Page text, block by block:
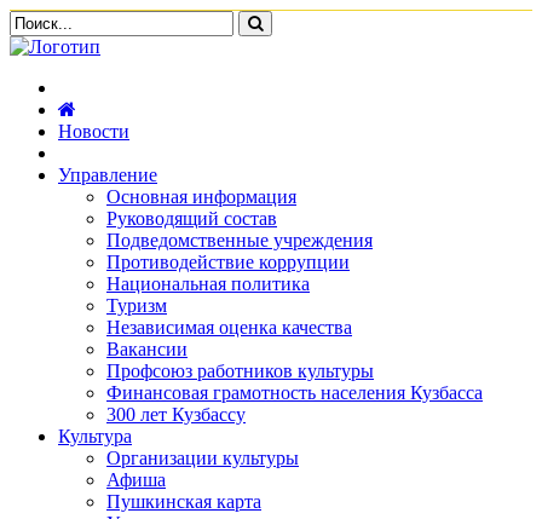
Новости
Управление
Основная информация
Руководящий состав
Подведомственные учреждения
Противодействие коррупции
Национальная политика
Туризм
Независимая оценка качества
Вакансии
Профсоюз работников культуры
Финансовая грамотность населения Кузбасса
300 лет Кузбассу
Культура
Организации культуры
Афиша
Пушкинская карта